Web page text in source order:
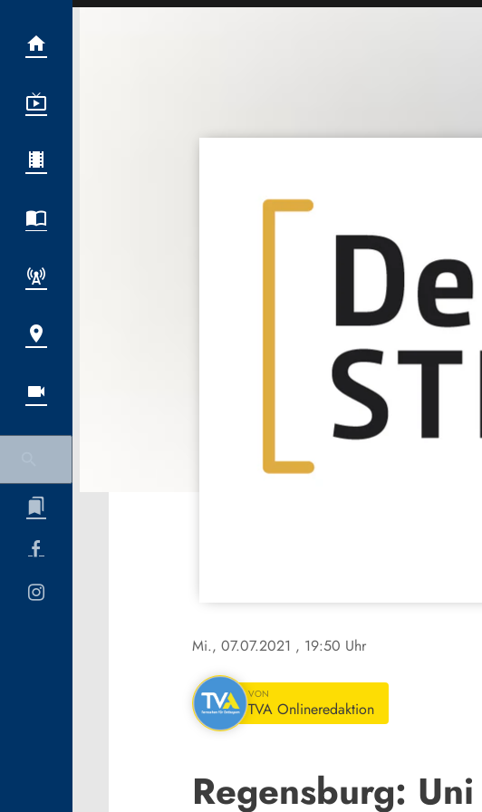
Mi., 07.07.2021 , 19:50 Uhr
VON
TVA Onlineredaktion
Regensburg: